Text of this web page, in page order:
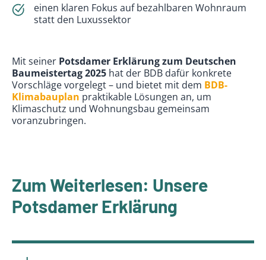
einen klaren Fokus auf bezahlbaren Wohnraum
statt den Luxussektor
Mit seiner Potsdamer Erklärung zum Deutschen
Baumeistertag 2025 hat der BDB dafür konkrete
Vorschläge vorgelegt – und bietet mit dem BDB-
Klimabauplan praktikable Lösungen an, um
Klimaschutz und Wohnungsbau gemeinsam
voranzubringen.
Zum Weiterlesen: Unsere
Potsdamer Erklärung